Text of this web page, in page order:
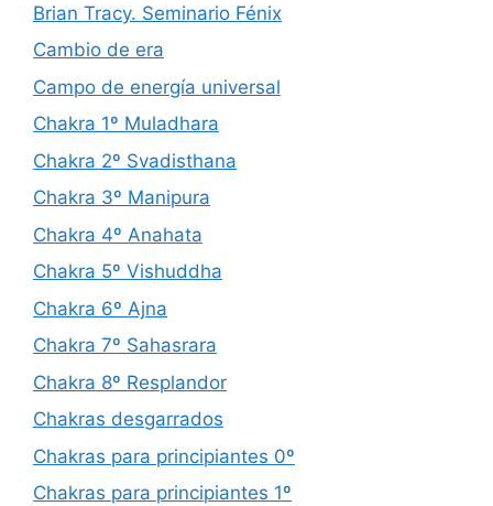
Brian Tracy. Seminario Fénix
Cambio de era
Campo de energía universal
Chakra 1º Muladhara
Chakra 2º Svadisthana
Chakra 3º Manipura
Chakra 4º Anahata
Chakra 5º Vishuddha
Chakra 6º Ajna
Chakra 7º Sahasrara
Chakra 8º Resplandor
Chakras desgarrados
Chakras para principiantes 0º
Chakras para principiantes 1º